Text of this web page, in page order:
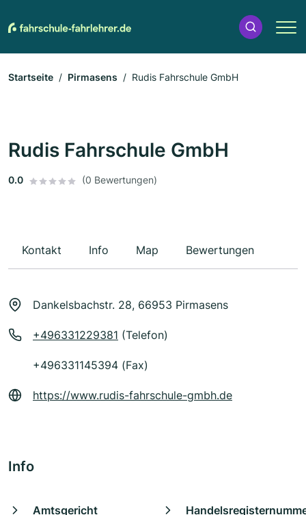
Startseite Pirmasens Rudis Fahrschule GmbH
Rudis Fahrschule GmbH
0.0 (0 Bewertungen)
Kontakt Info Map Bewertungen
Dankelsbachstr. 28, 66953 Pirmasens
+496331229381 (Telefon)
+496331145394 (Fax)
https://www.rudis-fahrschule-gmbh.de
Info
Amtsgericht